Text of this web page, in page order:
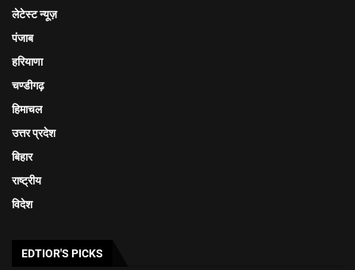
लेटेस्ट न्यूज़
पंजाब
हरियाणा
चण्डीगढ़
हिमाचल
उत्तर प्रदेश
बिहार
राष्ट्रीय
विदेश
EDTIOR'S PICKS